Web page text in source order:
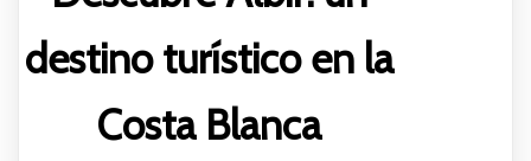
destino turístico en la
Costa Blanca